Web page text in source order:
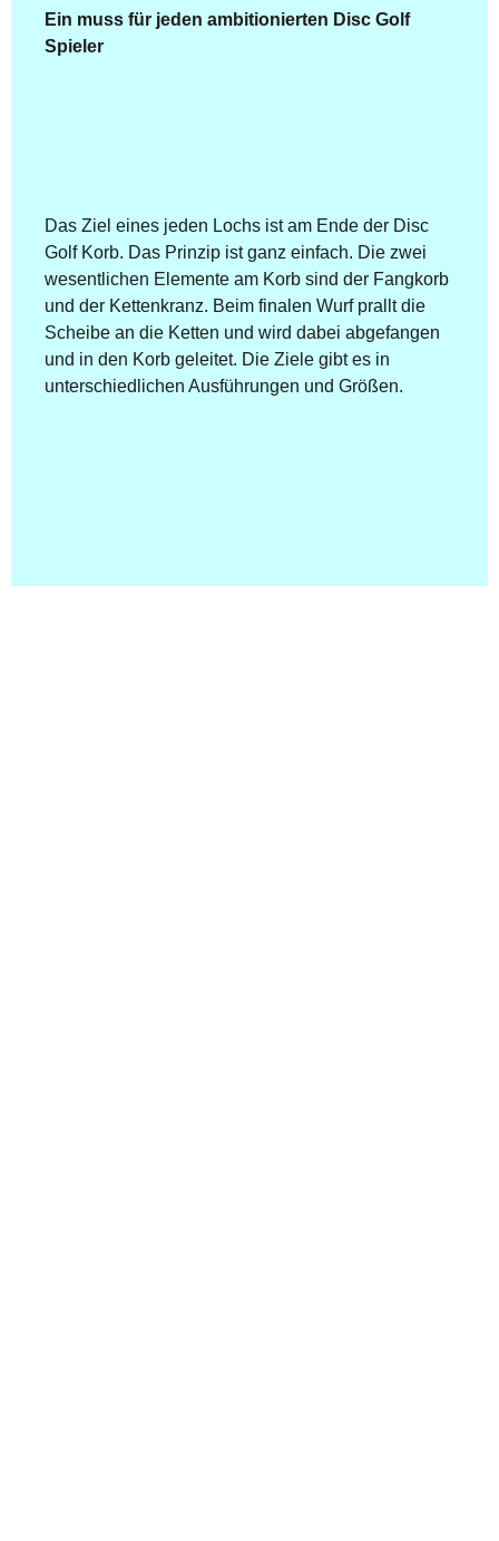
Ein muss für jeden ambitionierten Disc Golf
Spieler
Das Ziel eines jeden Lochs ist am Ende der Disc
Golf Korb. Das Prinzip ist ganz einfach. Die zwei
wesentlichen Elemente am Korb sind der Fangkorb
und der Kettenkranz. Beim finalen Wurf prallt die
Scheibe an die Ketten und wird dabei abgefangen
und in den Korb geleitet. Die Ziele gibt es in
unterschiedlichen Ausführungen und Größen.